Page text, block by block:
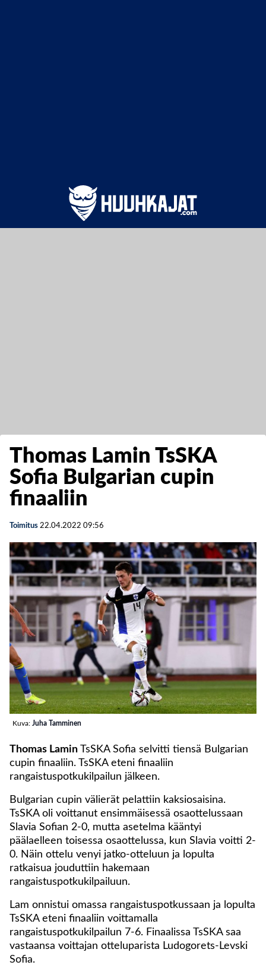
Thomas Lamin TsSKA
Sofia Bulgarian cupin
finaaliin
Toimitus 22.04.2022 09:56
Kuva: Juha Tamminen
Thomas Lamin TsSKA Sofia selvitti tiensä Bulgarian
cupin finaaliin. TsSKA eteni finaaliin
rangaistuspotkukilpailun jälkeen.
Bulgarian cupin välierät pelattiin kaksiosaisina.
TsSKA oli voittanut ensimmäisessä osaottelussaan
Slavia Sofian 2-0, mutta asetelma kääntyi
päälaelleen toisessa osaottelussa, kun Slavia voitti 2-
0. Näin ottelu venyi jatko-otteluun ja lopulta
ratkaisua jouduttiin hakemaan
rangaistuspotkukilpailuun.
Lam onnistui omassa rangaistuspotkussaan ja lopulta
TsSKA eteni finaaliin voittamalla
rangaistuspotkukilpailun 7-6. Finaalissa TsSKA saa
vastaansa voittajan otteluparista Ludogorets-Levski
Sofia.